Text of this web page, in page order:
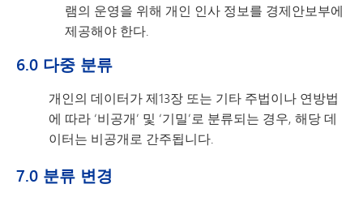
램의 운영을 위해 개인 인사 정보를 경제안보부에
제공해야 한다.
6.0 다중 분류
개인의 데이터가 제13장 또는 기타 주법이나 연방법
에 따라 ‘비공개’ 및 ‘기밀’로 분류되는 경우, 해당 데
이터는 비공개로 간주됩니다.
7.0 분류 변경